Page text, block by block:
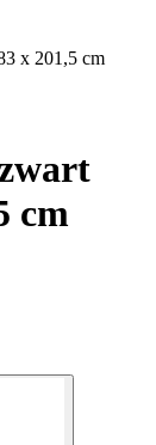
x 201,5 cm
cm